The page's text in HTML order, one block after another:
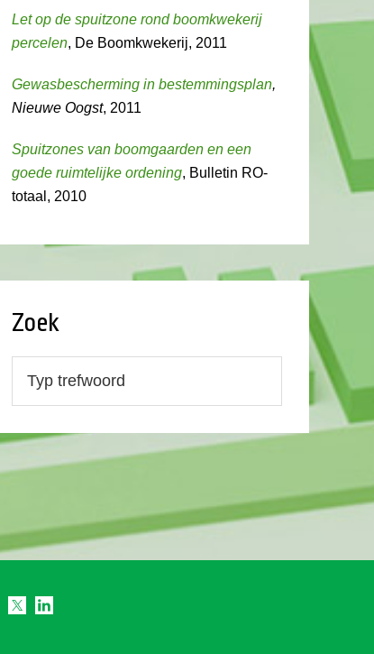
Let op de spuitzone rond boomkwekerij
percelen, De Boomkwekerij, 2011
Gewasbescherming in bestemmingsplan,
Nieuwe Oogst, 2011
Spuitzones van boomgaarden en een
goede ruimtelijke ordening, Bulletin RO-
totaal, 2010
Zoek